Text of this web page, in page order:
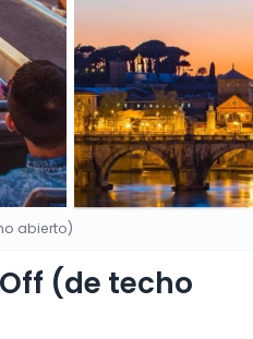
abierto)
(de techo